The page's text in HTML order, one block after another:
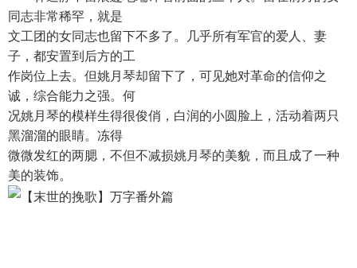
同志非常稀罕，就是
文工团的女同志也留下不多了。几乎所有军官的爱人、妻
子，都安置到后方的工
作岗位上去。但姚月琴却留下了，可见她对革命的信仰之
诚，综合能力之强。何
况姚月琴的模样生得很俊俏，白润的小圆脸上，活动着两只
黑溜溜的眼睛。冻得
微微发红的两腮，不但不减损姚月琴的美貌，而且成了一种
美的装饰。